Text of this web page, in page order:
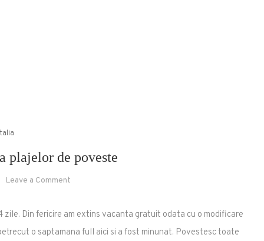
plajelor de poveste
Leave a Commenton
zile. Din fericire am extins vacanta gratuit odata cu o modificare
o saptamana full aici si a fost minunat. Povestesc toate